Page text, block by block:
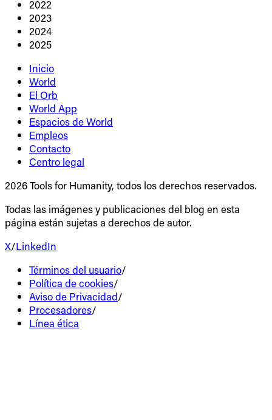
2022
2023
2024
2025
Inicio
World
El Orb
World App
Espacios de World
Empleos
Contacto
Centro legal
2026 Tools for Humanity, todos los derechos reservados.
Todas las imágenes y publicaciones del blog en esta
página están sujetas a derechos de autor.
X/LinkedIn
Términos del usuario/
Política de cookies/
Aviso de Privacidad/
Procesadores/
Línea ética